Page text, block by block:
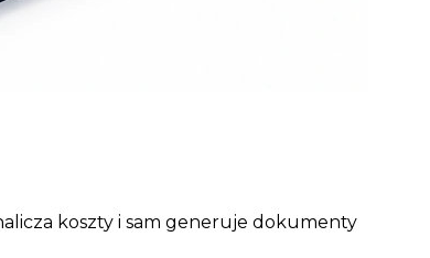
koszty i sam generuje dokumenty